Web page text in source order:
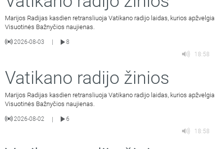
Marijos Radijas kasdien retransliuoja Vatikano radijo laidas, kurios apžvelgia
Visuotinės Bažnyčios naujienas.
2026-08-03
8
18:58
Vatikano radijo žinios
Marijos Radijas kasdien retransliuoja Vatikano radijo laidas, kurios apžvelgia
Visuotinės Bažnyčios naujienas.
2026-08-02 |
6
18:58